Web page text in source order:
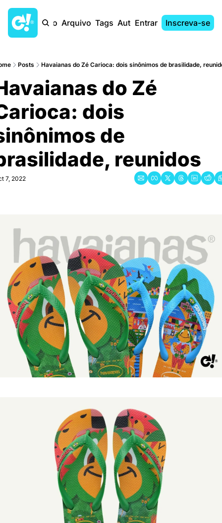
Início Arquivo Tags AutoresEntrar Inscreva-se
Posts Havaianas do Zé Carioca: dois sinônimos de brasilidade,
do Zé
dois
de
reunidos
7, 2022